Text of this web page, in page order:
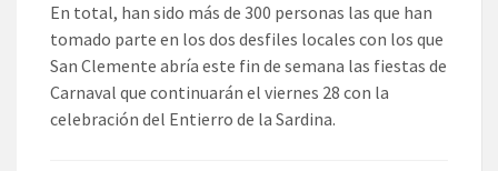
En total, han sido más de 300 personas las que han
tomado parte en los dos desfiles locales con los que
San Clemente abría este fin de semana las fiestas de
Carnaval que continuarán el viernes 28 con la
celebración del Entierro de la Sardina.